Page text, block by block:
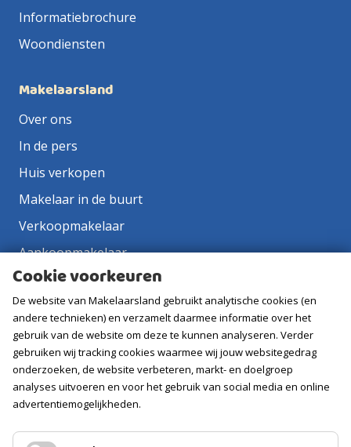
Informatiebrochure
Woondiensten
Makelaarsland
Over ons
In de pers
Huis verkopen
Makelaar in de buurt
Verkoopmakelaar
Aankoopmakelaar
Contact
Vacatures
Volg ons
Cookie voorkeuren
De website van Makelaarsland gebruikt analytische cookies (en
andere technieken) en verzamelt daarmee informatie over het
gebruik van de website om deze te kunnen analyseren. Verder
gebruiken wij tracking cookies waarmee wij jouw websitegedrag
onderzoeken, de website verbeteren, markt- en doelgroep
analyses uitvoeren en voor het gebruik van social media en online
advertentiemogelijkheden.